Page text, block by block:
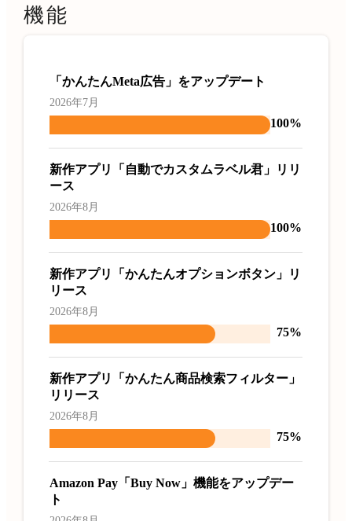
機能
「かんたんMeta広告」をアップデート
2026年7月
100%
新作アプリ「自動でカスタムラベル君」リリ
ース
2026年8月
100%
新作アプリ「かんたんオプションボタン」リ
リース
2026年8月
75%
新作アプリ「かんたん商品検索フィルター」
リリース
2026年8月
75%
Amazon Pay「Buy Now」機能をアップデー
ト